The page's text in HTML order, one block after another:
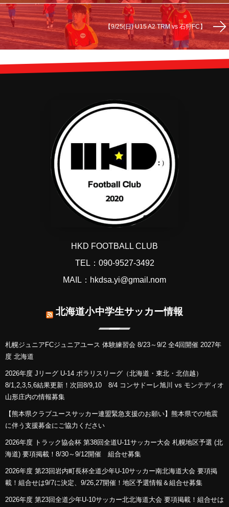
【9/25(日) U15 A2 TRM vs 石狩FC】
HKD FOOTBALL CLUB
TEL：090-9527-3492
MAIL：hkdsa.yi@gmail.nom
北海道小中学生サッカー情報
札幌ジュニアFCジュニアユース 体験練習会 8/23～9/2 全4回開催 2027年
度 北海道
2026年度 Jリーグ U-14 ポラリスリーグ（北海道・東北・北信越）
8/1,2,3,5,6結果更新！次回8/9,10 8/4 コンサドーレ旭川 vs モンテディオ
山形庄内の情報募集
【熊本県クラブユースサッカー連盟緊急支援のお願い】熊本県での地震
に伴う支援募金にご協力ください
2026年度 トラック協会杯 第38回全道U-11サッカー大会 札幌地区予選 (北
海道) 要項掲載！8/30～9/12開催 組合せ募集
2026年度 第23回岩内町長杯全道少年U-10サッカー南北海道大会 要項掲
載！組合せは9/7に決定、9/26,27開催！地区予選情報＆組合せ募集
2026年度 第23回全道少年U-10サッカー北北海道大会 要項掲載！組合せは